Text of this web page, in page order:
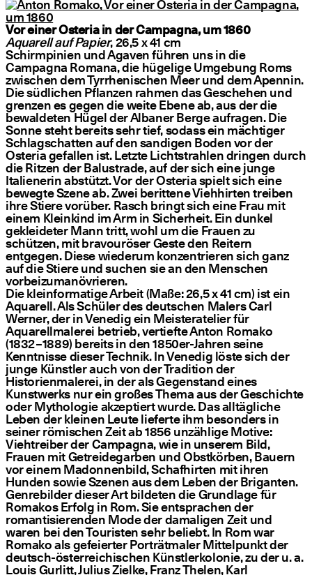
Vor einer Osteria in der Campagna, um 1860
Aquarell auf Papier, 26,5 x 41 cm
Schirmpinien und Agaven führen uns in die
Campagna Romana, die hügelige Umgebung Roms
zwischen dem Tyrrhenischen Meer und dem Apennin.
Die südlichen Pflanzen rahmen das Geschehen und
grenzen es gegen die weite Ebene ab, aus der die
bewaldeten Hügel der Albaner Berge aufragen. Die
Sonne steht bereits sehr tief, sodass ein mächtiger
Schlagschatten auf den sandigen Boden vor der
Osteria gefallen ist. Letzte Lichtstrahlen dringen durch
die Ritzen der Balustrade, auf der sich eine junge
Italienerin abstützt. Vor der Osteria spielt sich eine
bewegte Szene ab. Zwei berittene Viehhirten treiben
ihre Stiere vorüber. Rasch bringt sich eine Frau mit
einem Kleinkind im Arm in Sicherheit. Ein dunkel
gekleideter Mann tritt, wohl um die Frauen zu
schützen, mit bravouröser Geste den Reitern
entgegen. Diese wiederum konzentrieren sich ganz
auf die Stiere und suchen sie an den Menschen
vorbeizumanövrieren.
Die kleinformatige Arbeit (Maße: 26,5 x 41 cm) ist ein
Aquarell. Als Schüler des deutschen Malers Carl
Werner, der in Venedig ein Meisteratelier für
Aquarellmalerei betrieb, vertiefte Anton Romako
(1832 – 1889) bereits in den 1850er-Jahren seine
Kenntnisse dieser Technik. In Venedig löste sich der
junge Künstler auch von der Tradition der
Historienmalerei, in der als Gegenstand eines
Kunstwerks nur ein großes Thema aus der Geschichte
oder Mythologie akzeptiert wurde. Das alltägliche
Leben der kleinen Leute lieferte ihm besonders in
seiner römischen Zeit ab 1856 unzählige Motive:
Viehtreiber der Campagna, wie in unserem Bild,
Frauen mit Getreidegarben und Obstkörben, Bauern
vor einem Madonnenbild, Schafhirten mit ihren
Hunden sowie Szenen aus dem Leben der Briganten.
Genrebilder dieser Art bildeten die Grundlage für
Romakos Erfolg in Rom. Sie entsprachen der
romantisierenden Mode der damaligen Zeit und
waren bei den Touristen sehr beliebt. In Rom war
Romako als gefeierter Porträtmaler Mittelpunkt der
deutsch-österreichischen Künstlerkolonie, zu der u. a.
Louis Gurlitt, Julius Zielke, Franz Thelen, Karl